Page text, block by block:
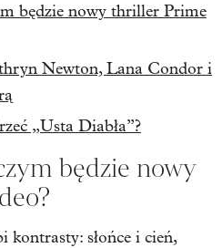
będzie nowy thriller Prime
Newton, Lana Condor i
„Usta Diabła”?
będzie nowy
słońce i cień,